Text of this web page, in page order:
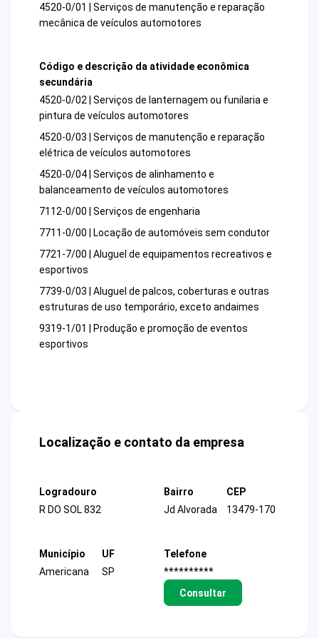
4520-0/01 | Serviços de manutenção e reparação
mecânica de veículos automotores
Código e descrição da atividade econômica
secundária
4520-0/02 | Serviços de lanternagem ou funilaria e
pintura de veículos automotores
4520-0/03 | Serviços de manutenção e reparação
elétrica de veículos automotores
4520-0/04 | Serviços de alinhamento e
balanceamento de veículos automotores
7112-0/00 | Serviços de engenharia
7711-0/00 | Locação de automóveis sem condutor
7721-7/00 | Aluguel de equipamentos recreativos e
esportivos
7739-0/03 | Aluguel de palcos, coberturas e outras
estruturas de uso temporário, exceto andaimes
9319-1/01 | Produção e promoção de eventos
esportivos
Localização e contato da empresa
Logradouro
R DO SOL 832
Bairro
Jd Alvorada
CEP
13479-170
Município
Americana
UF
SP
Telefone
**********
Consultar